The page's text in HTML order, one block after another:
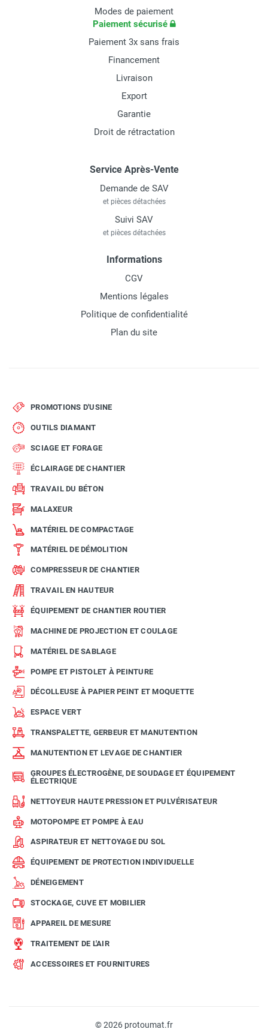
Modes de paiement
Paiement sécurisé
Paiement 3x sans frais
Financement
Livraison
Export
Garantie
Droit de rétractation
Service Après-Vente
Demande de SAV
et pièces détachées
Suivi SAV
et pièces détachées
Informations
CGV
Mentions légales
Politique de confidentialité
Plan du site
PROMOTIONS D'USINE
OUTILS DIAMANT
SCIAGE ET FORAGE
ÉCLAIRAGE DE CHANTIER
TRAVAIL DU BÉTON
MALAXEUR
MATÉRIEL DE COMPACTAGE
MATÉRIEL DE DÉMOLITION
COMPRESSEUR DE CHANTIER
TRAVAIL EN HAUTEUR
ÉQUIPEMENT DE CHANTIER ROUTIER
MACHINE DE PROJECTION ET COULAGE
MATÉRIEL DE SABLAGE
POMPE ET PISTOLET À PEINTURE
DÉCOLLEUSE À PAPIER PEINT ET MOQUETTE
ESPACE VERT
TRANSPALETTE, GERBEUR ET MANUTENTION
MANUTENTION ET LEVAGE DE CHANTIER
GROUPES ÉLECTROGÈNE, DE SOUDAGE ET ÉQUIPEMENT
ÉLECTRIQUE
NETTOYEUR HAUTE PRESSION ET PULVÉRISATEUR
MOTOPOMPE ET POMPE À EAU
ASPIRATEUR ET NETTOYAGE DU SOL
ÉQUIPEMENT DE PROTECTION INDIVIDUELLE
DÉNEIGEMENT
STOCKAGE, CUVE ET MOBILIER
APPAREIL DE MESURE
TRAITEMENT DE L'AIR
ACCESSOIRES ET FOURNITURES
© 2026 protoumat.fr